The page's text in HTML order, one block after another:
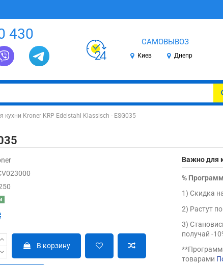
430 САМОВЫВОЗ
Киев Днепр
кухни Kroner KRP Edelstahl Klassisch - ESG035
В корзину
Важно для
%
1) Скидка
2) Растут
3)
получай -
товарами